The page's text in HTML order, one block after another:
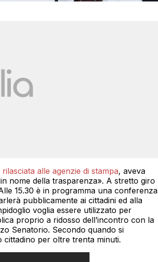
alle agenzie di stampa, aveva
nome della trasparenza». A stretto giro
15.30 è in programma una conferenza
pubblicamente ai cittadini ed alla
voglia essere utilizzato per
proprio a ridosso dell’incontro con la
Senatorio. Secondo quando si
cittadino per oltre trenta minuti.